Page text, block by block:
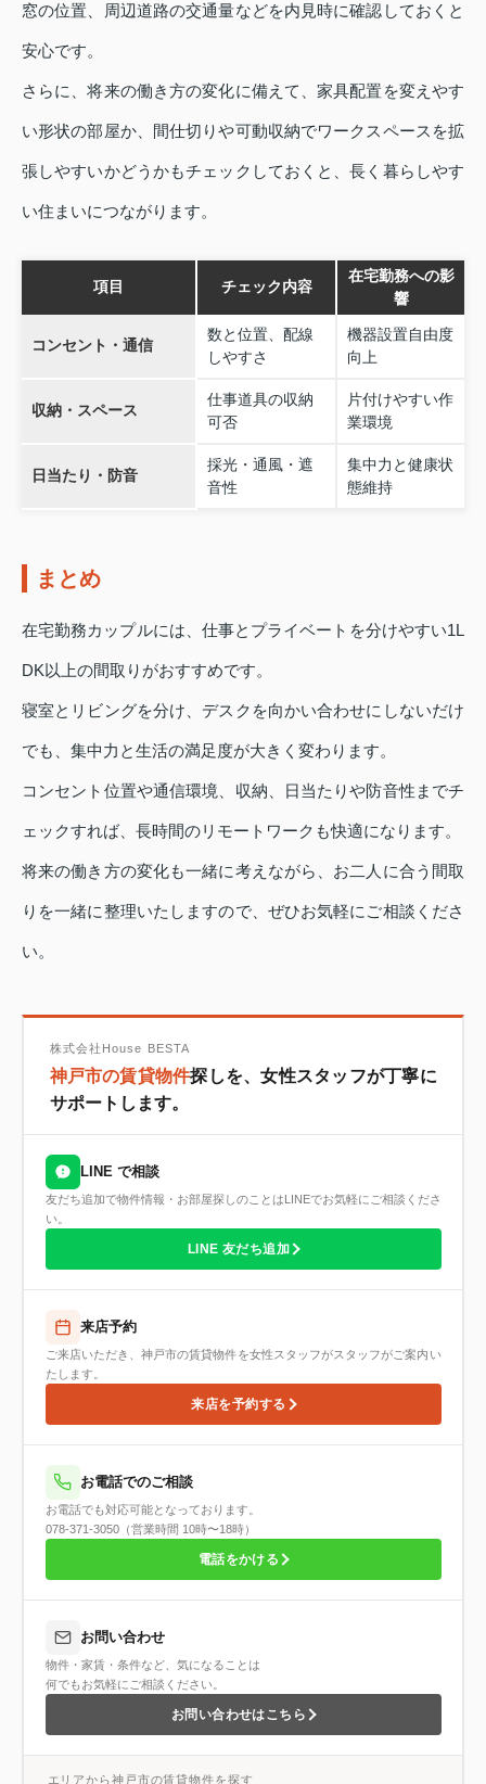
窓の位置、周辺道路の交通量などを内見時に確認しておくと
安心です。
さらに、将来の働き方の変化に備えて、家具配置を変えやす
い形状の部屋か、間仕切りや可動収納でワークスペースを拡
張しやすいかどうかもチェックしておくと、長く暮らしやす
い住まいにつながります。
項目 チェック内容
在宅勤務への影
響
コンセント・通信
数と位置、配線
しやすさ
機器設置自由度
向上
収納・スペース
仕事道具の収納
可否
片付けやすい作
業環境
日当たり・防音
採光・通風・遮
音性
集中力と健康状
態維持
まとめ
在宅勤務カップルには、仕事とプライベートを分けやすい1L
DK以上の間取りがおすすめです。
寝室とリビングを分け、デスクを向かい合わせにしないだけ
でも、集中力と生活の満足度が大きく変わります。
コンセント位置や通信環境、収納、日当たりや防音性までチ
ェックすれば、長時間のリモートワークも快適になります。
将来の働き方の変化も一緒に考えながら、お二人に合う間取
りを一緒に整理いたしますので、ぜひお気軽にご相談くださ
い。
株式会社House BESTA
神戸市の賃貸物件探しを、女性スタッフが丁寧に
サポートします。
LINE で相談
友だち追加で物件情報・お部屋探しのことはLINEでお気軽にご相談くださ
い。
LINE 友だち追加
来店予約
ご来店いただき、神戸市の賃貸物件を女性スタッフがスタッフがご案内い
たします。
来店を予約する
お電話でのご相談
お電話でも対応可能となっております。
078-371-3050（営業時間 10時〜18時）
電話をかける
お問い合わせ
物件・家賃・条件など、気になることは
何でもお気軽にご相談ください。
お問い合わせはこちら
エリアから神戸市の賃貸物件を探す